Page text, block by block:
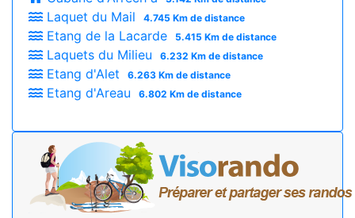
Laquet du Mail 4.745 Km de distance
Etang de la Lacarde 5.415 Km de distance
Laquets du Milieu 6.232 Km de distance
Etang d'Alet 6.263 Km de distance
Etang d'Areau 6.802 Km de distance